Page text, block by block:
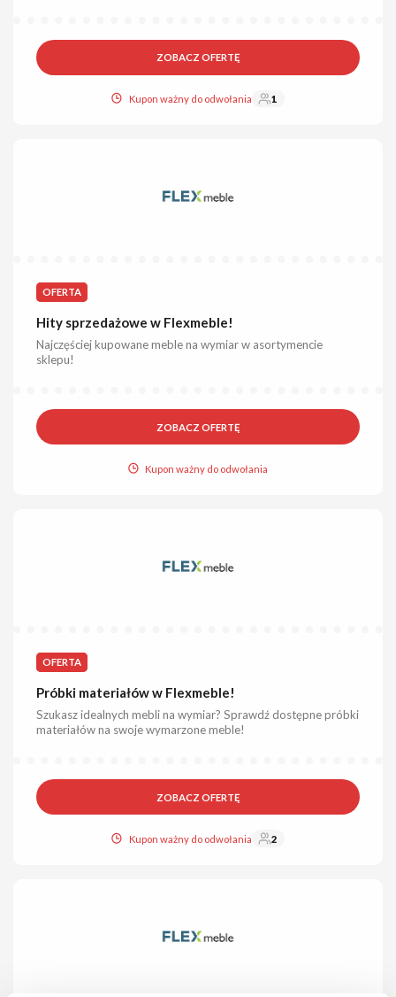
ZOBACZ OFERTĘ
Kupon ważny do odwołania 1
OFERTA
Hity sprzedażowe w Flexmeble!
Najczęściej kupowane meble na wymiar w asortymencie
sklepu!
ZOBACZ OFERTĘ
Kupon ważny do odwołania
OFERTA
Próbki materiałów w Flexmeble!
Szukasz idealnych mebli na wymiar? Sprawdź dostępne próbki
materiałów na swoje wymarzone meble!
ZOBACZ OFERTĘ
Kupon ważny do odwołania 2